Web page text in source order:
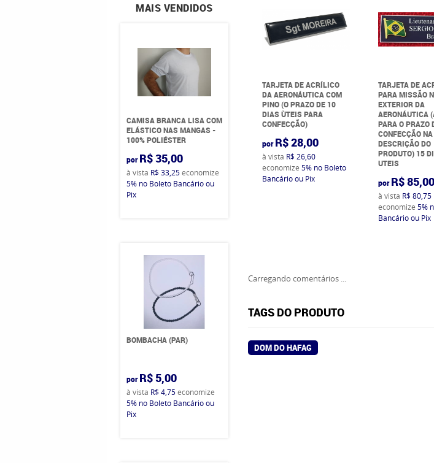
MAIS VENDIDOS
CAMISA BRANCA LISA COM
ELÁSTICO NAS MANGAS -
100% POLIÉSTER
por R$ 35,00
à vista R$ 33,25economize
5% no Boleto Bancário ou
Pix
BOMBACHA (PAR)
por R$ 5,00
à vista R$ 4,75economize
5% no Boleto Bancário ou
Pix
TARJETA DE ACRÍLICO
DA AERONÁUTICA COM
PINO (O PRAZO DE 10
DIAS ÙTEIS PARA
CONFECÇÃO)
por R$ 28,00
à vista R$ 26,60
economize 5% no Boleto
Bancário ou Pix
TARJETA DE
PARA MISSÃO
EXTERIOR DA
AERONÁUTICA
PARA O PRAZO
CONFECÇÃO NA
DESCRIÇÃO DO
PRODUTO) 15
UTEIS
por R$ 85,00
à vista R$ 80,75
economize 5%
Bancário ou Pix
Carregando comentários ...
TAGS DO PRODUTO
DOM DO HAFAG